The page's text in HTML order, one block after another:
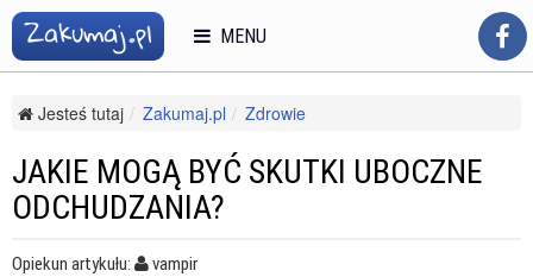
Jesteś tutaj Zakumaj.pl
Zdrowie
Jakie mogą być skutki uboczne odchudzania?
JAKIE MOGĄ BYĆ SKUTKI UBOCZNE
ODCHUDZANIA?
Opiekun artykułu:
vampir
MENU